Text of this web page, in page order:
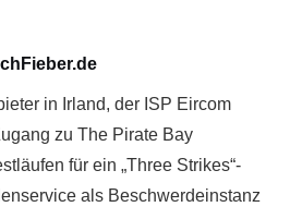
in Irland, der ISP Eircom
zu The Pirate Bay
für ein „Three Strikes“-
als Beschwerdeinstanz